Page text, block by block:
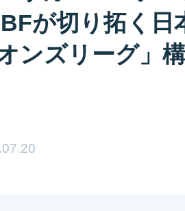
が切り拓く日
ンズリーグ」